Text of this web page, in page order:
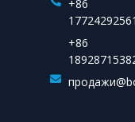
+86
+86